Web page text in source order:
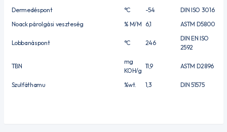
Dermedéspont °C -54
DIN ISO 3016
Noack párolgási veszteség
% M/M 6,1 ASTM D5800
Lobbanáspont °C 246
DIN EN ISO
2592
TBN
mg
KOH/g
11,9 ASTM D2896
Szulfáthamu %wt. 1,3 DIN 51575